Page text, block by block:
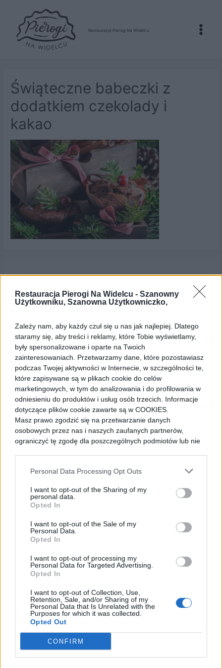
Restauracja Pierogi Na Widelcu - Szanowny
Użytkowniku, Szanowna Użytkowniczko,
Zależy nam, aby każdy czuł się u nas jak najlepiej. Dlatego
staramy się, aby treści i reklamy, które Tobie wyświetlamy,
były spersonalizowane i oparte na Twoich
zainteresowaniach. Przetwarzamy dane, które pozostawiasz
podczas Twojej aktywności w Internecie, w szczególności te,
które zapisywane są w plikach cookie do celów
marketingowych, w tym do analizowania i do profilowania w
odniesieniu do produktów i usług osób trzecich. Informacje
dotyczące plików cookie zawarte są w COOKIES.
Masz prawo zgodzić się na przetwarzanie danych
osobowych przez nas i naszych zaufanych partnerów,
ograniczyć tę zgodę dla poszczególnych podmiotów lub nie
Jeżeli nie chcesz wyrazić zgody, przejdź do ustawień
Wyrażenie zgody jest dobrowolne i w każdej chwili możesz je
ograniczyć lub wycofać przechodząc do ustawień
Masz również prawo do żądania dostępu do swoich danych,
ich sprostowania, usunięcia lub ograniczenia przetwarzania,
prawo do przeniesienia danych czy wyrażenia sprzeciwu
wobec przetwarzania danych. Wszystkie prawa, które Ci
przysługują i sposób przetwarzania przez nas danych
osobowych zostały opisane w Polityce Prywatności.
Personal Data Processing Opt Outs
I want to opt-out of the Sharing of my
personal data.
Opted In
I want to opt-out of the Sale of my
Personal Data.
Opted In
I want to opt-out of processing my
Personal Data for Targeted Advertising.
Opted In
I want to opt-out of Collection, Use,
Retention, Sale, and/or Sharing of my
Personal Data that Is Unrelated with the
Purposes for which it was collected.
Opted Out
CONFIRM
Restauracja Pierogi Na Widelcu
Main
Świąteczne babeczki z
dodatkiem czekolady i
kakao
Twój adres e-mail nie zostanie opublikowany. Wymagane
Komentarz
Email*
Website
Zapamiętaj moje dane w tej przeglądarce podczas